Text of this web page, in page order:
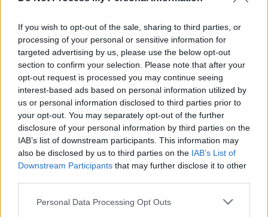
If you wish to opt-out of the sale, sharing to third parties, or
processing of your personal or sensitive information for
targeted advertising by us, please use the below opt-out
section to confirm your selection. Please note that after your
opt-out request is processed you may continue seeing
interest-based ads based on personal information utilized by
us or personal information disclosed to third parties prior to
your opt-out. You may separately opt-out of the further
disclosure of your personal information by third parties on the
IAB’s list of downstream participants. This information may
also be disclosed by us to third parties on the IAB’s List of
Downstream Participants that may further disclose it to other
Please note that this website/app uses one or more Google
Personal Data Processing Opt Outs
ρεκόρ μετά το άλλο μετρώντας 45 πόντους,
με 10/10 δίποντα, 8/10 τρίποντα, 7
ριμπάουντ και 52 στο σύστημα αξιολόγησης!
Αδιανόητες επιδόσεις!
Ο Βεζένκοφ θα μπορούσε να κάνει και ρεκόρ
διοργάνωσης. Είναι χαρακτηριστικό πως από
ένα σημείο και μετά οι συμπαίκτες του τον
έψαχναν σε κάθε φάση. Το ρεκόρ, που είναι
οι 50 πόντοι, κατέχει από την περασμένη
σεζόν ο Χέιζ Ντέιβις της Φενερμπαχτσέ.
Ωστόσο, ο Γιώργος Μπαρτζώκας θέλησε να